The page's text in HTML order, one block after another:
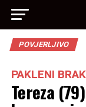
POVJERLJIVO
PAKLENI BRAK
Tereza